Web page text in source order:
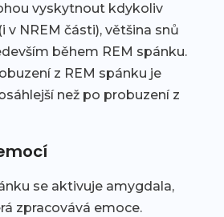
vyskytnout kdykoliv
v NREM části), většina snů
během REM spánku.
z REM spánku je
než po probuzení z
se aktivuje amygdala,
zpracovává emoce.